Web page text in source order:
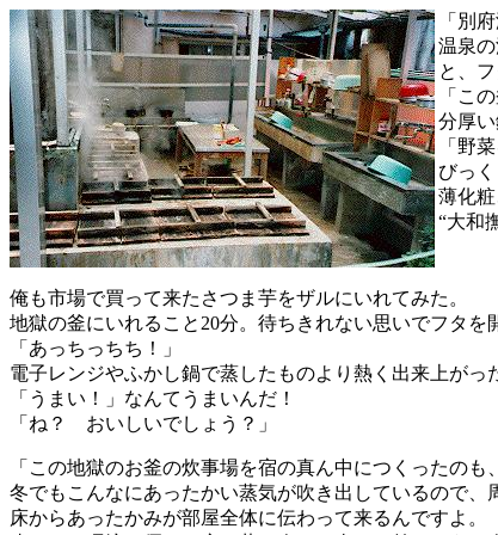
「別
温泉
と、
「こ
分厚い
「野
びっ
薄化
“大和
俺も市場で買って来たさつま芋をザルにいれてみた。
地獄の釜にいれること20分。待ちきれない思いでフタを
「あっちっちち！」
電子レンジやふかし鍋で蒸したものより熱く出来上がっ
「うまい！」なんてうまいんだ！
「ね？ おいしいでしょう？」
「この地獄のお釜の炊事場を宿の真ん中につくったのも
冬でもこんなにあったかい蒸気が吹き出しているので、
床からあったかみが部屋全体に伝わって来るんですよ。